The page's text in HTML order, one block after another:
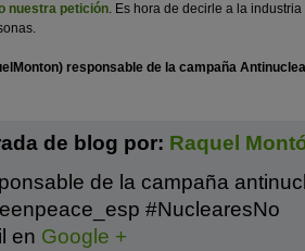
nuestra petición. Es hora de decirle a la
responsable de la campaña
de blog por: Raquel
de la campaña
#NuclearesNo
en Google +